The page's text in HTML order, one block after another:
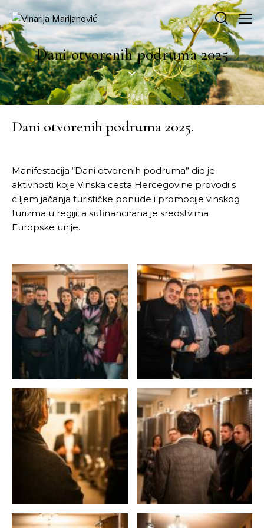
Dani otvorenih podruma 2025
Dani otvorenih podruma 2025.
Manifestacija “Dani otvorenih podruma” dio je
aktivnosti koje Vinska cesta Hercegovine provodi s
ciljem jačanja turističke ponude i promocije vinskog
turizma u regiji, a sufinancirana je sredstvima
Europske unije.